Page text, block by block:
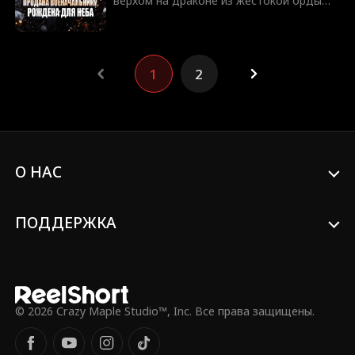
величайшим предательством или
единственным шансом спасти гибнущий
народ.
1 2
О НАС
ПОДДЕРЖКА
© 2026 Crazy Maple Studio™, Inc. Все права защищены.